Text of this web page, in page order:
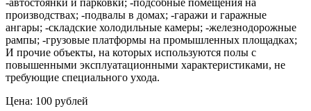
производствах; -подвалы в домах; -гаражи и гаражные
ангары; -складские холодильные камеры; -железнодорожные
рампы; -грузовые платформы на промышленных площадках;
И прочие объекты, на которых используются полы с
повышенными эксплуатационными характеристиками, не
требующие специального ухода.
Цена: 100 рублей